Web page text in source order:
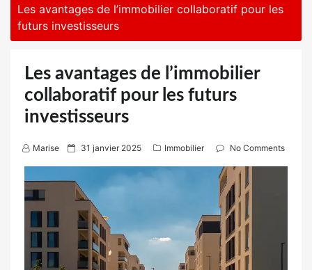
Les avantages de l’immobilier collaboratif pour les
futurs investisseurs
Les avantages de l’immobilier
collaboratif pour les futurs
investisseurs
Marise
P
o
s
t
e
d
o
n
31 janvier 2025 Immobilier No Comments